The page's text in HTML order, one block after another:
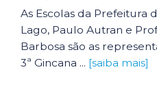
As Escolas da Prefeitura
Lago, Paulo Autran e
Barbosa são as
3ª Gincana ... [saiba mais]